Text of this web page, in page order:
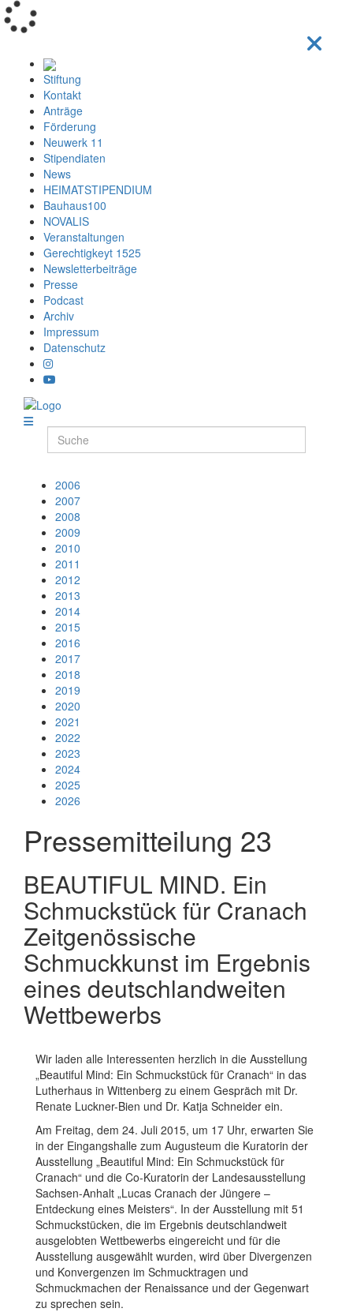
Stiftung
Kontakt
Anträge
Förderung
Neuwerk 11
Stipendiaten
News
HEIMATSTIPENDIUM
Bauhaus100
NOVALIS
Veranstaltungen
Gerechtigkeyt 1525
Newsletterbeiträge
Presse
Podcast
Archiv
Impressum
Datenschutz
2006
2007
2008
2009
2010
2011
2012
2013
2014
2015
2016
2017
2018
2019
2020
2021
2022
2023
2024
2025
2026
Pressemitteilung 23
BEAUTIFUL MIND. Ein
Schmuckstück für Cranach
Zeitgenössische
Schmuckkunst im Ergebnis
eines deutschlandweiten
Wettbewerbs
Wir laden alle Interessenten herzlich in die Ausstellung
„Beautiful Mind: Ein Schmuckstück für Cranach“ in das
Lutherhaus in Wittenberg zu einem Gespräch mit Dr.
Renate Luckner-Bien und Dr. Katja Schneider ein.
Am Freitag, dem 24. Juli 2015, um 17 Uhr, erwarten Sie
in der Eingangshalle zum Augusteum die Kuratorin der
Ausstellung „Beautiful Mind: Ein Schmuckstück für
Cranach“ und die Co-Kuratorin der Landesausstellung
Sachsen-Anhalt „Lucas Cranach der Jüngere –
Entdeckung eines Meisters“. In der Ausstellung mit 51
Schmuckstücken, die im Ergebnis deutschlandweit
ausgelobten Wettbewerbs eingereicht und für die
Ausstellung ausgewählt wurden, wird über Divergenzen
und Konvergenzen im Schmucktragen und
Schmuckmachen der Renaissance und der Gegenwart
zu sprechen sein.